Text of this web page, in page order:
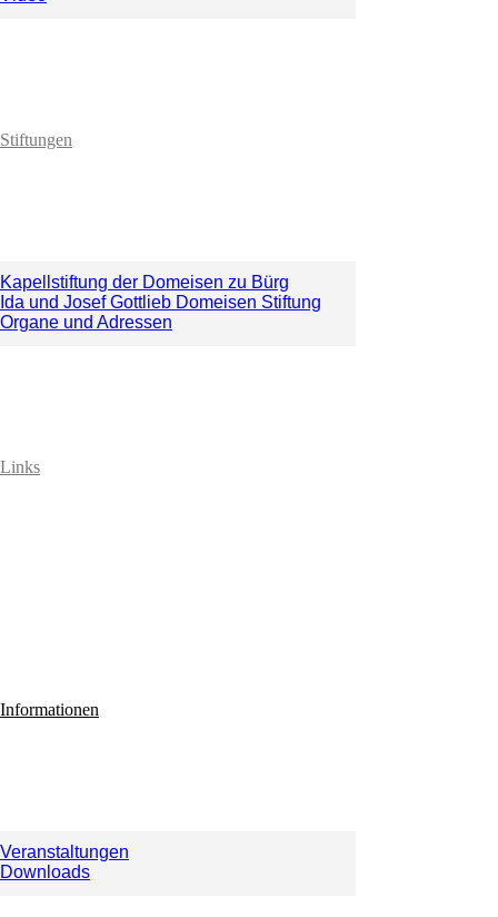
Stiftungen
Kapellstiftung der Domeisen zu Bürg
Ida und Josef Gottlieb Domeisen Stiftung
Organe und Adressen
Links
Informationen
Veranstaltungen
Downloads